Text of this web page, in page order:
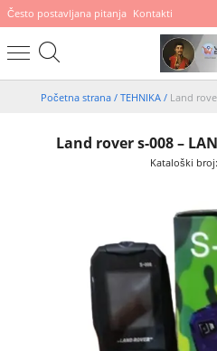
Često postavljana pitanja Kontakti
Početna strana / TEHNIKA / Land
Land rover s-008 –
Kataloški broj: